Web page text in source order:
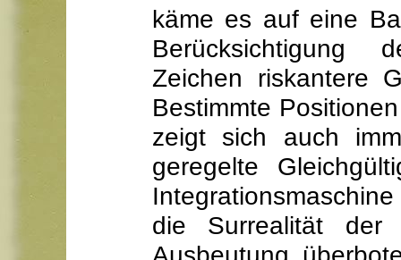
käme es auf eine
Berücksichtigung
Zeichen riskantere
Bestimmte
zeigt sich auch
geregelte
die Surrealität